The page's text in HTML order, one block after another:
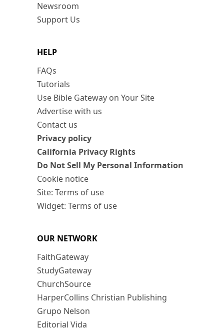
Newsroom
Support Us
HELP
FAQs
Tutorials
Use Bible Gateway on Your Site
Advertise with us
Contact us
Privacy policy
California Privacy Rights
Do Not Sell My Personal Information
Cookie notice
Site: Terms of use
Widget: Terms of use
OUR NETWORK
FaithGateway
StudyGateway
ChurchSource
HarperCollins Christian Publishing
Grupo Nelson
Editorial Vida